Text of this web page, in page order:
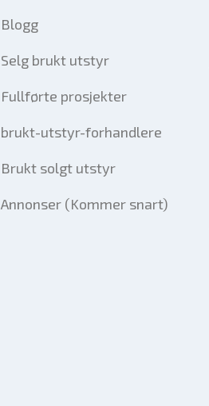
Blogg
Selg brukt utstyr
Fullførte prosjekter
brukt-utstyr-forhandlere
Brukt solgt utstyr
Annonser (Kommer snart)